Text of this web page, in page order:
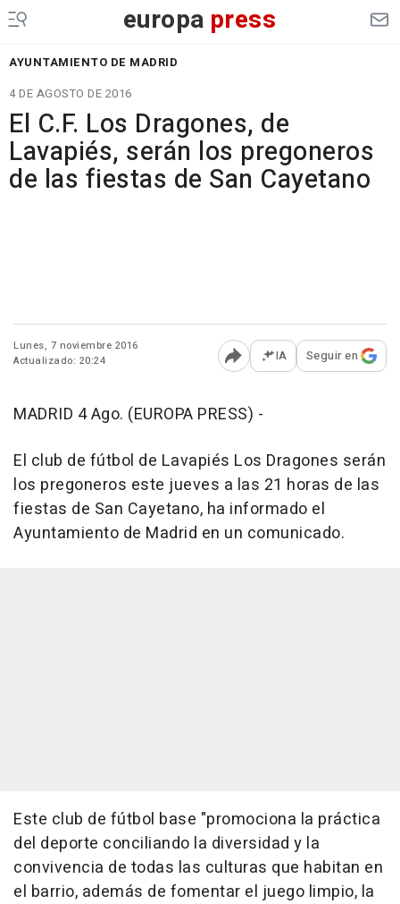
europa press
AYUNTAMIENTO DE MADRID
4 DE AGOSTO DE 2016
El C.F. Los Dragones, de
Lavapiés, serán los pregoneros
de las fiestas de San Cayetano
Lunes, 7 noviembre 2016
Actualizado: 20:24
Abrir opciones para
IA Seguir en
MADRID 4 Ago. (EUROPA PRESS) -
El club de fútbol de Lavapiés Los Dragones serán
los pregoneros este jueves a las 21 horas de las
fiestas de San Cayetano, ha informado el
Ayuntamiento de Madrid en un comunicado.
Este club de fútbol base "promociona la práctica
del deporte conciliando la diversidad y la
convivencia de todas las culturas que habitan en
el barrio, además de fomentar el juego limpio, la